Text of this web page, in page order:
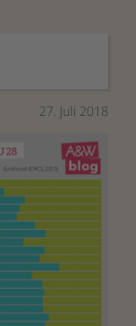
27. Juli 2018